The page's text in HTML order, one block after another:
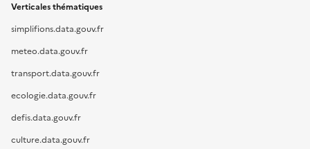
Verticales thématiques
simplifions.data.gouv.fr
meteo.data.gouv.fr
transport.data.gouv.fr
ecologie.data.gouv.fr
defis.data.gouv.fr
culture.data.gouv.fr